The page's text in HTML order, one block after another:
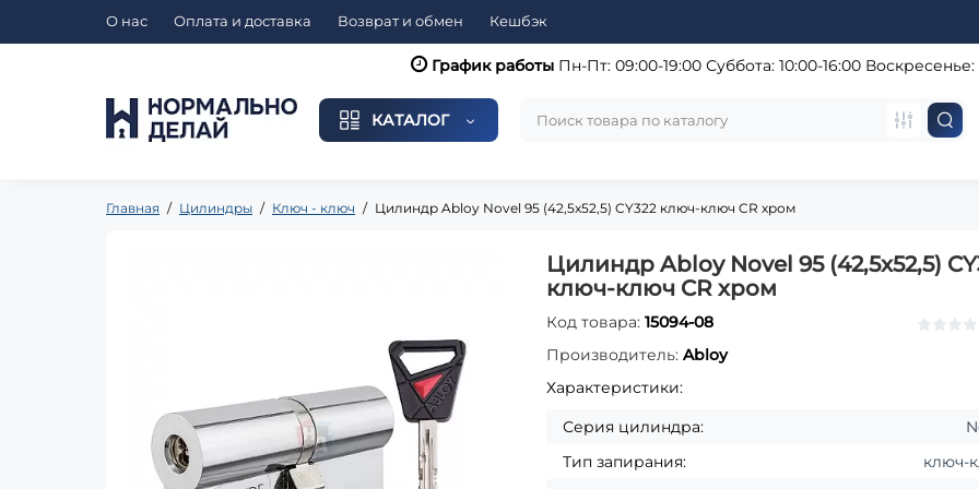
О нас Оплата и доставка Возврат и обмен Кешбэк
КАТАЛОГ
График работыПн-Пт: 09:00-19:00Суббота: 10:00-16:00Воскресенье:
Главная Цилиндры Ключ - ключ Цилиндр Abloy Novel 95 (42,5x52,5) CY322 ключ-ключ CR хром
Цилиндр Abloy Novel 95 (42,5x52,5)
ключ-ключ CR хром
Код товара:15094-08
Производитель:Abloy
Характеристики:
Серия цилиндра:
Тип запирания:
ключ-